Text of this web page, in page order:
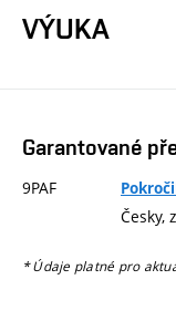
VÝUKA
Garantované
9PAF
Česky,
* Údaje platné pro